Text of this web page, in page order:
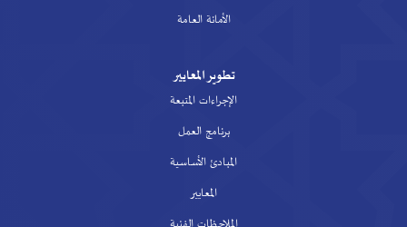
الأمانة العامة
تطوير المعايير
الإجراءات المتبعة
برنامج العمل
المبادئ الأساسية
المعايير